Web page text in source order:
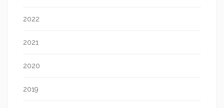
2022
2021
2020
2019